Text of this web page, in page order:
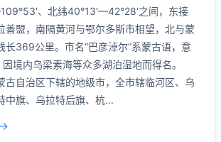
、北纬40°13′—42°28′之间，东接
善盟，南隔黄河与鄂尔多斯市相望，北与蒙
长369公里。市名“巴彦淖尔”系蒙古语，意
因境内乌梁素海等众多湖泊湿地而得名。
古自治区下辖的地级市，全市辖临河区、乌
中旗、乌拉特后旗、杭...